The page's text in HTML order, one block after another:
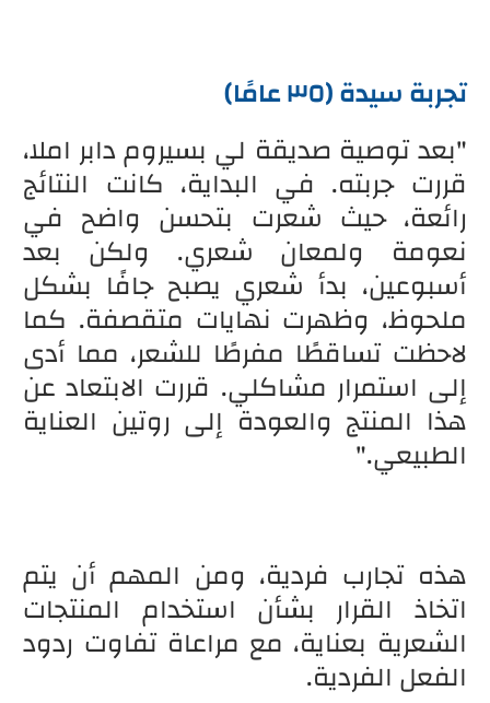
تجربة سيدة (٣٥ عامًا)
"بعد توصية صديقة لي بسيروم دابر املا،
قررت جربته. في البداية، كانت النتائج
رائعة، حيث شعرت بتحسن واضح في
نعومة ولمعان شعري. ولكن بعد
أسبوعين، بدأ شعري يصبح جافًا بشكل
ملحوظ، وظهرت نهايات متقصفة. كما
لاحظت تساقطًا مفرطًا للشعر، مما أدى
إلى استمرار مشاكلي. قررت الابتعاد عن
هذا المنتج والعودة إلى روتين العناية
الطبيعي."
هذه تجارب فردية، ومن المهم أن يتم
اتخاذ القرار بشأن استخدام المنتجات
الشعرية بعناية، مع مراعاة تفاوت ردود
الفعل الفردية.